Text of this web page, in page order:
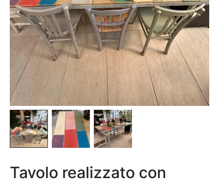
Tavolo realizzato con